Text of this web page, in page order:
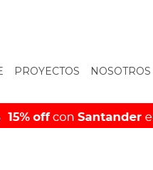
PROYECTOS NOSOTROS